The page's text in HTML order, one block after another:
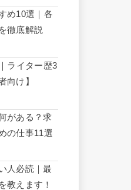
め10選｜各
徹底解説
ライター歴3
向け】
がある？求
の仕事11選
人必読｜最
教えます！